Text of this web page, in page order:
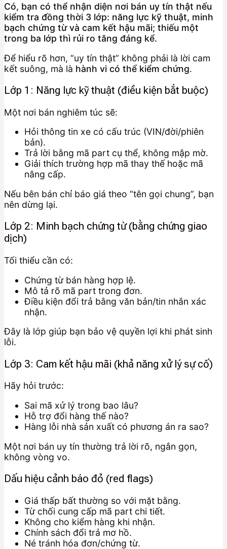
Có, bạn có thể nhận diện nơi bán uy tín thật nếu
kiểm tra đồng thời 3 lớp: năng lực kỹ thuật, minh
bạch chứng từ và cam kết hậu mãi; thiếu một
trong ba lớp thì rủi ro tăng đáng kể.
Để hiểu rõ hơn, “uy tín thật” không phải là lời cam
kết suông, mà là hành vi có thể kiểm chứng.
Lớp 1: Năng lực kỹ thuật (điều kiện bắt buộc)
Một nơi bán nghiêm túc sẽ:
Hỏi thông tin xe có cấu trúc (VIN/đời/phiên
bản).
Trả lời bằng mã part cụ thể, không mập mờ.
Giải thích trường hợp mã thay thế hoặc mã
nâng cấp.
Nếu bên bán chỉ báo giá theo “tên gọi chung”, bạn
nên dừng lại.
Lớp 2: Minh bạch chứng từ (bằng chứng giao
dịch)
Tối thiểu cần có:
Chứng từ bán hàng hợp lệ.
Mô tả rõ mã part trong đơn.
Điều kiện đổi trả bằng văn bản/tin nhắn xác
nhận.
Đây là lớp giúp bạn bảo vệ quyền lợi khi phát sinh
lỗi.
Lớp 3: Cam kết hậu mãi (khả năng xử lý sự cố)
Hãy hỏi trước:
Sai mã xử lý trong bao lâu?
Hỗ trợ đổi hàng thế nào?
Hàng lỗi nhà sản xuất có phương án ra sao?
Một nơi bán uy tín thường trả lời rõ, ngắn gọn,
không vòng vo.
Dấu hiệu cảnh báo đỏ (red flags)
Giá thấp bất thường so với mặt bằng.
Từ chối cung cấp mã part chi tiết.
Không cho kiểm hàng khi nhận.
Chính sách đổi trả mơ hồ.
Né tránh hóa đơn/chứng từ.